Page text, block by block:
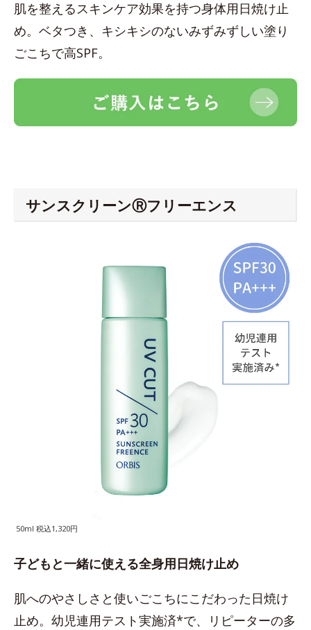
肌を整えるスキンケア効果を持つ身体用日焼け止
め。ベタつき、キシキシのないみずみずしい塗り
ごこちで高SPF。
サンスクリーンⓇフリーエンス
50ml 税込1,320円
子どもと一緒に使える全身用日焼け止め
肌へのやさしさと使いごこちにこだわった日焼け
止め。幼児連用テスト実施済*で、リピーターの多